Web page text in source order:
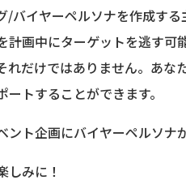
/バイヤーペルソナを作成す
計画中にターゲットを逃す
れだけではありません。あ
ートすることができます。
ント企画にバイヤーペルソナ
しみに！